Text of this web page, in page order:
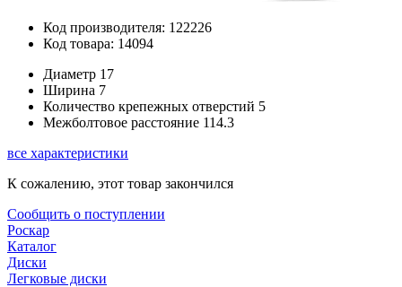
Код производителя: 122226
Код товара: 14094
Диаметр 17
Ширина 7
Количество крепежных отверстий 5
Межболтовое расстояние 114.3
все характеристики
К сожалению, этот товар закончился
Сообщить о поступлении
Роскар
Каталог
Диски
Легковые диски